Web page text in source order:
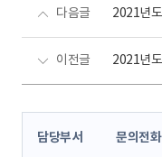
다음글
이전글
콘
담당부서 문의전화